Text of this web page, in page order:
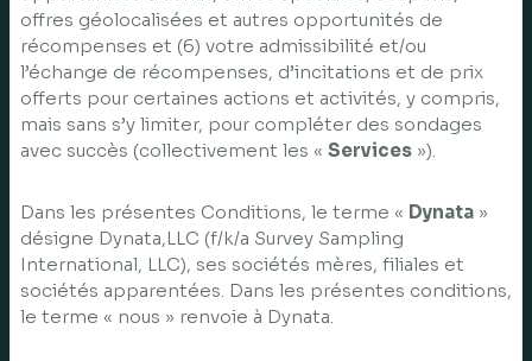
offres géolocalisées et autres opportunités de
récompenses et (6) votre admissibilité et/ou
l’échange de récompenses, d’incitations et de prix
offerts pour certaines actions et activités, y compris,
mais sans s’y limiter, pour compléter des sondages
avec succès (collectivement les « Services »).
Dans les présentes Conditions, le terme « Dynata »
désigne Dynata,LLC (f/k/a Survey Sampling
International, LLC), ses sociétés mères, filiales et
sociétés apparentées. Dans les présentes conditions,
le terme « nous » renvoie à Dynata.